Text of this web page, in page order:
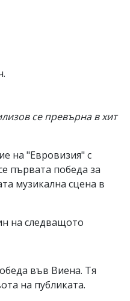
се превърна в хит
на "Евровизия" с
първата победа за
музикална сцена в
на следващото
във Виена. Тя
на публиката.